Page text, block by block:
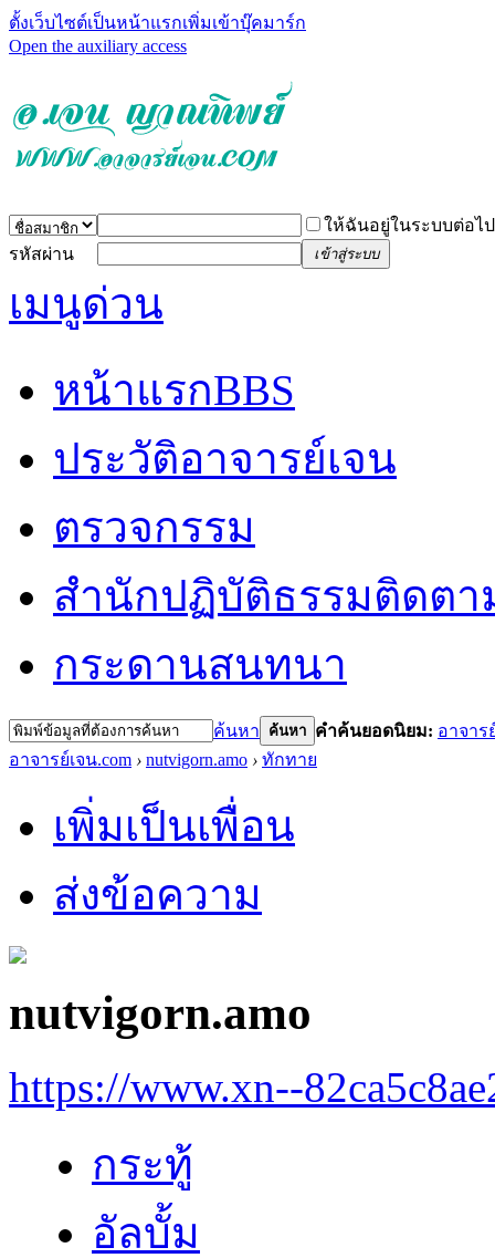
ตั้งเว็บไซต์เป็นหน้าแรกเพิ่มเข้าบุ๊คมาร์ก
Open the auxiliary access
ให้ฉันอยู่ในระบบต่อไป
รหัสผ่าน
เข้าสู่ระบบ
เมนูด่วน
หน้าแรกBBS
ประวัติอาจารย์เจน
ตรวจกรรม
สำนักปฏิบัติธรรมติดต
กระดานสนทนา
ค้นหา ค้นหา คำค้นยอดนิยม: อาจาร
อาจารย์เจน.com › nutvigorn.amo › ทักทาย
เพิ่มเป็นเพื่อน
ส่งข้อความ
nutvigorn.amo
https://www.xn--
กระทู้
อัลบั้ม